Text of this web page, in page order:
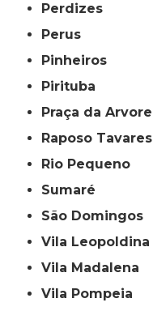
Perdizes
Perus
Pinheiros
Pirituba
Praça da Arvore
Raposo Tavares
Rio Pequeno
Sumaré
São Domingos
Vila Leopoldina
Vila Madalena
Vila Pompeia